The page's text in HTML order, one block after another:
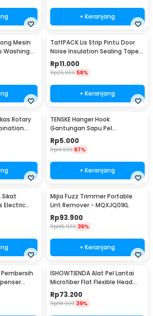
+ Keranjang
Mesin
Washing
TaffPACK Lis Strip Pintu Door
Noise Insulation Sealing Tape
5Mx3cm - B35
Rp11.000
Rp25.900 58%
+ Keranjang
Rotary
TENSKE Hanger Hook
Gantungan Sapu Pel
Multifungsi 1 PCS - GF-016
Rp5.000
Rp14.900 67%
+ Keranjang
Sikat
Electric
Mijia Fuzz Trimmer Portable
Lint Remover - MQXJQ01KL
Rp93.900
Rp145.900 36%
+ Keranjang
Pembersih
ISHOWTIENDA Alat Pel Lantai
Microfiber Flat Flexible Head
with Bucket - FMI60
Rp73.200
Rp118.900 39%